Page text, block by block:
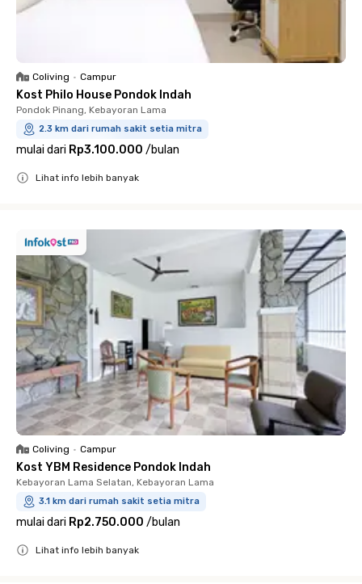
Coliving • Campur
Kost Philo House Pondok Indah
Pondok Pinang, Kebayoran Lama
2.3 km dari rumah sakit setia mitra
mulai dari Rp3.100.000 /bulan
Lihat info lebih banyak
Coliving • Campur
Kost YBM Residence Pondok Indah
Kebayoran Lama Selatan, Kebayoran Lama
3.1 km dari rumah sakit setia mitra
mulai dari Rp2.750.000 /bulan
Lihat info lebih banyak